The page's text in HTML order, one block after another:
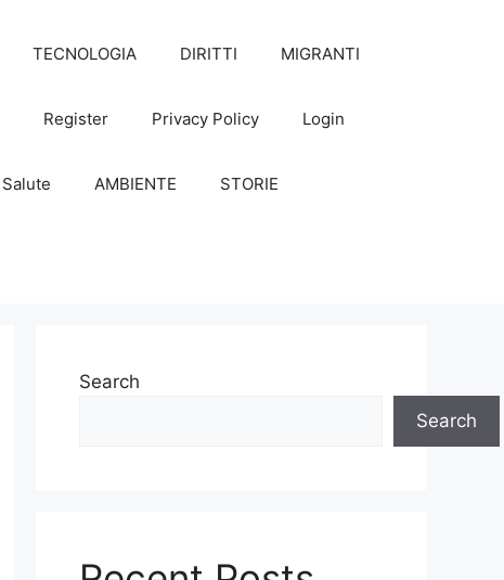
TECNOLOGIA DIRITTI MIGRANTI
Register Privacy Policy Login
Salute AMBIENTE STORIE
Search
Search